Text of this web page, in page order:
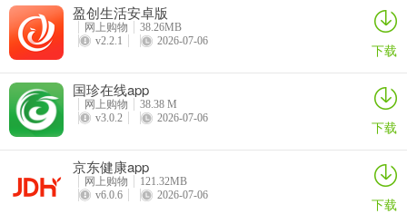
3、在这里可以选择收货地址，点击最上方"新增地址";
4、根据个人信息填好姓名、联系方式、具体收货地址，下方还可以复
盈创生活安卓版
网上购物
38.26MB
v2.2.1
2026-07-06 下载
国珍在线app
网上购物
38.38 M
v3.0.2
2026-07-06 下载
京东健康app
网上购物
121.32MB
v6.0.6
2026-07-06 下载